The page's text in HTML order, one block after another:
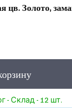
цв. Золото,
- Склад - 12 шт.